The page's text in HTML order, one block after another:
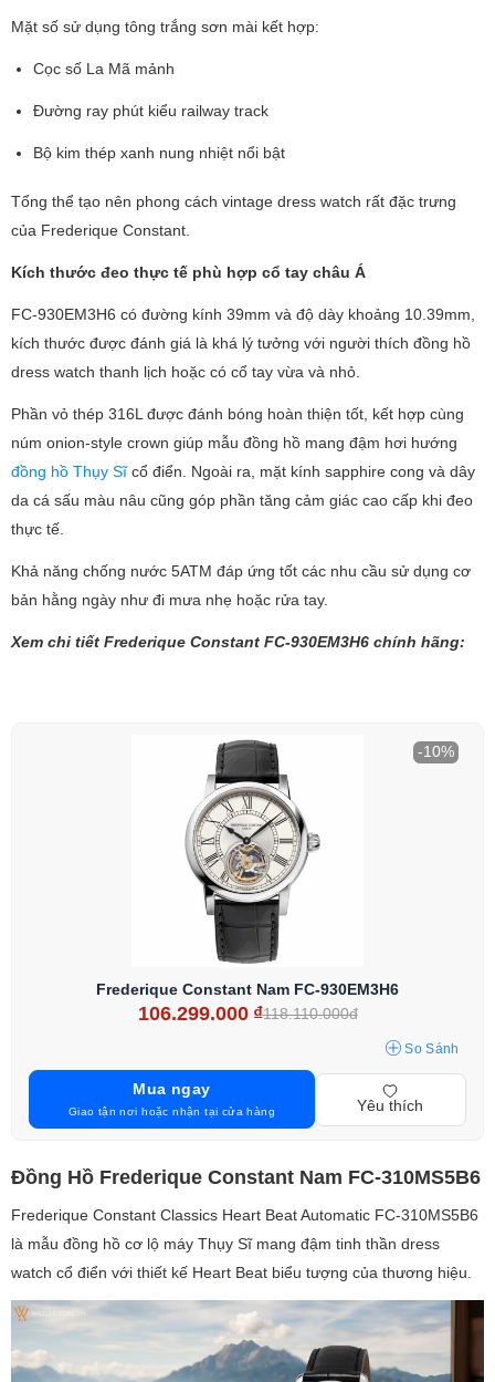
Mặt số sử dụng tông trắng sơn mài kết hợp:
Cọc số La Mã mảnh
Đường ray phút kiểu railway track
Bộ kim thép xanh nung nhiệt nổi bật
Tổng thể tạo nên phong cách vintage dress watch rất đặc trưng
của Frederique Constant.
Kích thước đeo thực tế phù hợp cổ tay châu Á
FC-930EM3H6 có đường kính 39mm và độ dày khoảng 10.39mm,
kích thước được đánh giá là khá lý tưởng với người thích đồng hồ
dress watch thanh lịch hoặc có cổ tay vừa và nhỏ.
Phần vỏ thép 316L được đánh bóng hoàn thiện tốt, kết hợp cùng
núm onion-style crown giúp mẫu đồng hồ mang đậm hơi hướng
đồng hồ Thụy Sĩcổ điển. Ngoài ra, mặt kính sapphire cong và dây
da cá sấu màu nâu cũng góp phần tăng cảm giác cao cấp khi đeo
thực tế.
Khả năng chống nước 5ATM đáp ứng tốt các nhu cầu sử dụng cơ
bản hằng ngày như đi mưa nhẹ hoặc rửa tay.
Xem chi tiết Frederique Constant FC-930EM3H6 chính hãng:
-10%
Frederique Constant Nam FC-930EM3H6
106.299.000 ₫118.110.000đ
So Sánh
Mua ngay
Giao tận nơi hoặc nhận tại cửa hàng Yêu thích
Đồng Hồ Frederique Constant Nam FC-310MS5B6
Frederique Constant Classics Heart Beat Automatic FC-310MS5B6
là mẫu đồng hồ cơ lộ máy Thụy Sĩ mang đậm tinh thần dress
watch cổ điển với thiết kế Heart Beat biểu tượng của thương hiệu.